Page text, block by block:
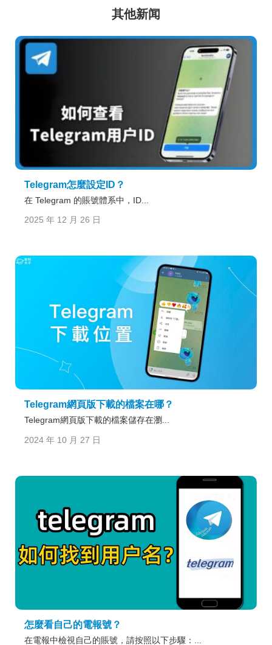
其他新闻
Telegram怎麼設定ID？
在 Telegram 的賬號體系中，ID...
2025 年 12 月 26 日
Telegram網頁版下載的檔案在哪？
Telegram網頁版下載的檔案儲存在瀏...
2024 年 10 月 27 日
怎麼看自己的電報號？
在電報中檢視自己的賬號，請按照以下步驟：...